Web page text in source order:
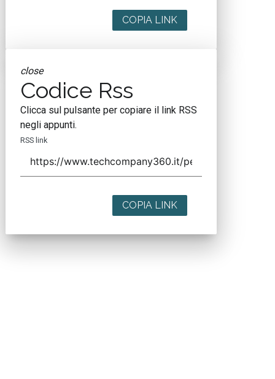
COPIA LINK
close
Codice Rss
Clicca sul pulsante per copiare il link RSS
negli appunti.
RSS link
COPIA LINK